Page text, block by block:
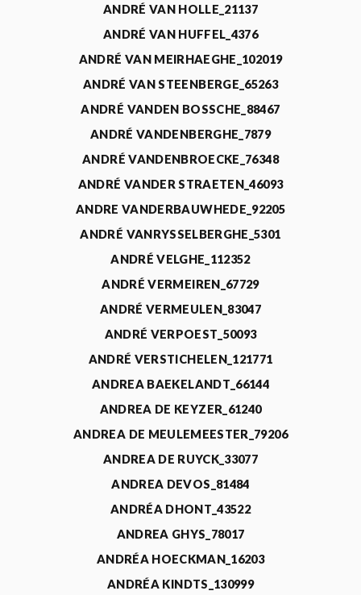
ANDRÉ VAN HOLLE_21137
ANDRÉ VAN HUFFEL_4376
ANDRÉ VAN MEIRHAEGHE_102019
ANDRÉ VAN STEENBERGE_65263
ANDRÉ VANDEN BOSSCHE_88467
ANDRÉ VANDENBERGHE_7879
ANDRÉ VANDENBROECKE_76348
ANDRÉ VANDER STRAETEN_46093
ANDRE VANDERBAUWHEDE_92205
ANDRÉ VANRYSSELBERGHE_5301
ANDRÉ VELGHE_112352
ANDRÉ VERMEIREN_67729
ANDRÉ VERMEULEN_83047
ANDRÉ VERPOEST_50093
ANDRÉ VERSTICHELEN_121771
ANDREA BAEKELANDT_66144
ANDREA DE KEYZER_61240
ANDREA DE MEULEMEESTER_79206
ANDREA DE RUYCK_33077
ANDREA DEVOS_81484
ANDRÉA DHONT_43522
ANDREA GHYS_78017
ANDRÉA HOECKMAN_16203
ANDRÉA KINDTS_130999